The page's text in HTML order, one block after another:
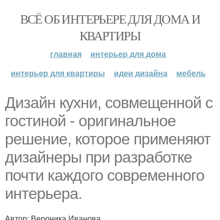
ВСЁ ОБ ИНТЕРЬЕРЕ ДЛЯ ДОМА И
КВАРТИРЫ
главная
интерьер для дома
интерьер для квартиры
идеи дизайна мебель
Дизайн кухни, совмещенной с
гостиной - оригинальное
решение, которое применяют
дизайнеры при разработке
почти каждого современного
интерьера.